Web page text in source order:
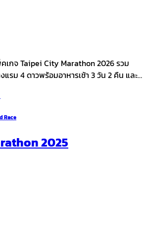
เกจ Taipei City Marathon 2026 รวม
รม 4 ดาวพร้อมอาหารเช้า 3 วัน 2 คืน และ…
Race
2025